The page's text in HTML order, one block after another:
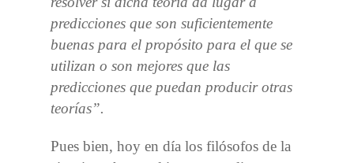
predicciones que son suficientemente
buenas para el propósito para el que se
utilizan o son mejores que las
predicciones que puedan producir otras
teorías”.
Pues bien, hoy en día los filósofos de la